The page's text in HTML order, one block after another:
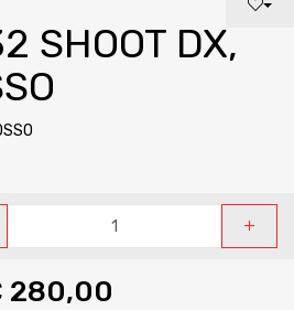
SHOOT DX,
280,00